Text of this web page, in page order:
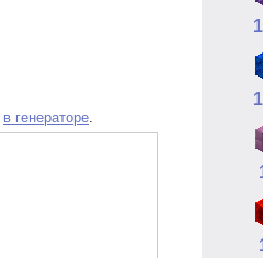
в генераторе